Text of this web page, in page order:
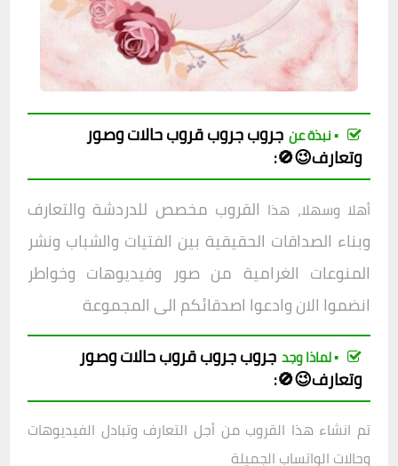
▪︎ نبذة عن جروبجروبقروب حالات وصور
وتعارف😉🚫:
أهلا وسهلا، هذا القروب مخصص للدردشة والتعارف
وبناء الصداقات الحقيقية بين الفتيات والشباب ونشر
المنوعات الغرامية من صور وفيديوهات وخواطر
انضموا الان وادعوا اصدقائكم الى المجموعة
▪︎ لماذا وجد جروبجروبقروب حالات وصور
وتعارف😉🚫:
تم انشاء هذا القروب من أجل التعارف وتبادل الفيديوهات
وحالات الواتساب الجميلة